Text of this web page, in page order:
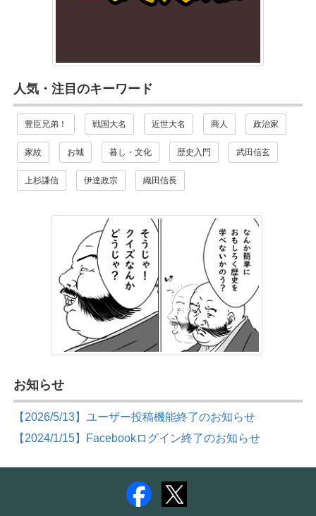
人気・注目のキーワード
豊臣兄弟！ 戦国大名 近世大名 商人 政治家
家紋 お城 暮し・文化 歴史入門 武田信玄
上杉謙信 伊達政宗 織田信長
お知らせ
【2026/5/13】ユーザー投稿機能終了のお知らせ
【2024/1/15】Facebookログイン終了のお知らせ